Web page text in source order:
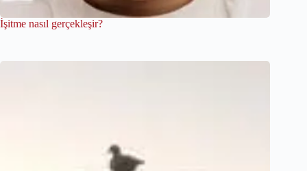
İşitme nasıl gerçekleşir?